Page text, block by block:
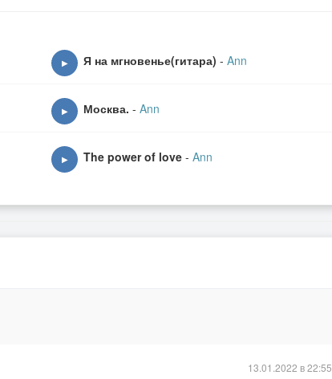
▶ Я на мгновенье(гитара) - Ann
▶ Москва. - Ann
▶ The power of love - Ann
13.01.2022 в 22:55